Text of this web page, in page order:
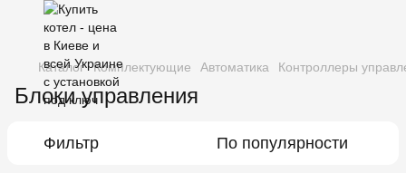
Каталог Комплектующие Автоматика Контроллеры
Блоки управления
Фильтр По популярности